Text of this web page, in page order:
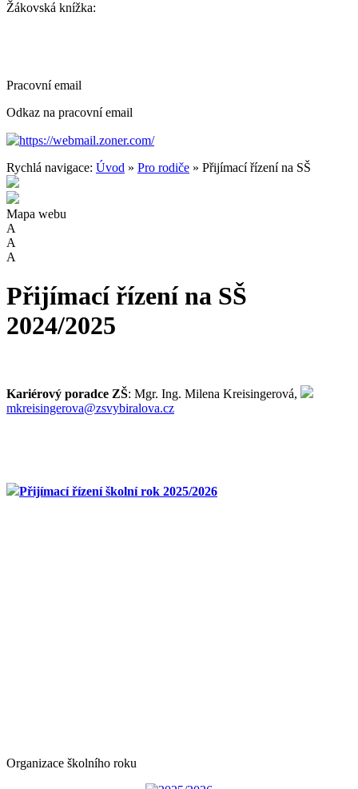
Žákovská knížka:
Pracovní email
Odkaz na pracovní email
https://webmail.zoner.com/
Rychlá navigace: Úvod » Pro rodiče » Přijímací řízení na SŠ
Mapa webu
A
A
A
Přijímací řízení na SŠ
2024/2025
Kariérový poradce ZŠ: Mgr. Ing. Milena Kreisingerová,
mkreisingerova@zsvybiralova.cz
Přijímací řízení školní rok 2025/2026
Organizace školního roku